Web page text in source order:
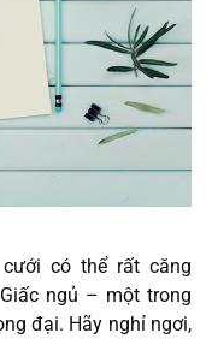
có thể rất căng
ngủ – một trong
đại. Hãy nghỉ ngơi,